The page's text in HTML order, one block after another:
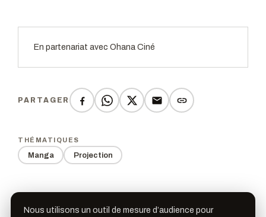
En partenariat avec Ohana Ciné
PARTAGER
THÉMATIQUES
Manga Projection
Nous utilisons un outil de mesure d’audience pour